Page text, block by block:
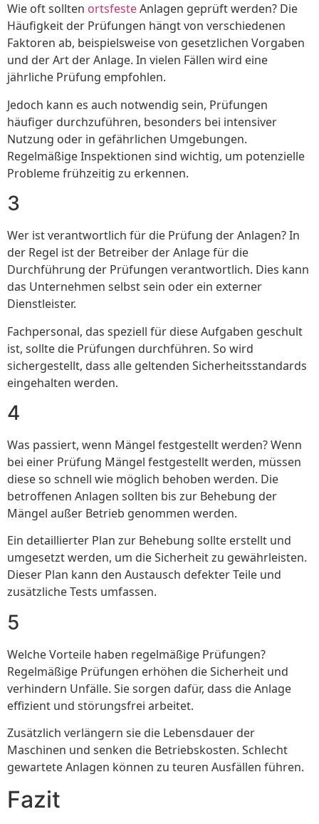
Wie oft sollten ortsfesteAnlagen geprüft werden? Die
Häufigkeit der Prüfungen hängt von verschiedenen
Faktoren ab, beispielsweise von gesetzlichen Vorgaben
und der Art der Anlage. In vielen Fällen wird eine
jährliche Prüfung empfohlen.
Jedoch kann es auch notwendig sein, Prüfungen
häufiger durchzuführen, besonders bei intensiver
Nutzung oder in gefährlichen Umgebungen.
Regelmäßige Inspektionen sind wichtig, um potenzielle
Probleme frühzeitig zu erkennen.
3
Wer ist verantwortlich für die Prüfung der Anlagen? In
der Regel ist der Betreiber der Anlage für die
Durchführung der Prüfungen verantwortlich. Dies kann
das Unternehmen selbst sein oder ein externer
Dienstleister.
Fachpersonal, das speziell für diese Aufgaben geschult
ist, sollte die Prüfungen durchführen. So wird
sichergestellt, dass alle geltenden Sicherheitsstandards
eingehalten werden.
4
Was passiert, wenn Mängel festgestellt werden? Wenn
bei einer Prüfung Mängel festgestellt werden, müssen
diese so schnell wie möglich behoben werden. Die
betroffenen Anlagen sollten bis zur Behebung der
Mängel außer Betrieb genommen werden.
Ein detaillierter Plan zur Behebung sollte erstellt und
umgesetzt werden, um die Sicherheit zu gewährleisten.
Dieser Plan kann den Austausch defekter Teile und
zusätzliche Tests umfassen.
5
Welche Vorteile haben regelmäßige Prüfungen?
Regelmäßige Prüfungen erhöhen die Sicherheit und
verhindern Unfälle. Sie sorgen dafür, dass die Anlage
effizient und störungsfrei arbeitet.
Zusätzlich verlängern sie die Lebensdauer der
Maschinen und senken die Betriebskosten. Schlecht
gewartete Anlagen können zu teuren Ausfällen führen.
Fazit